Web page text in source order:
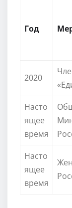
Год
2020
Насто
ящее
время
Насто
ящее
время